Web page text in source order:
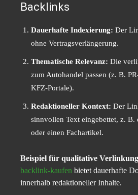
Backlinks
Dauerhafte Indexierung: Der
ohne Vertragsverlängerung.
Thematische Relevanz: Die
zum Autohandel passen (z. B.
KFZ-Portale).
Redaktioneller Kontext: Der
sinnvollen Text eingebettet, z. B.
oder einen Fachartikel.
Beispiel für qualitative
backlink-kaufen bietet dauerhafte
innerhalb redaktioneller Inhalte.